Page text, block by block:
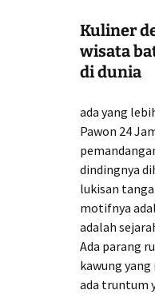
Kuliner
wisata
di dunia
ada yang
Pawon 24
dindingnya
lukisan
motifnya
adalah
Ada parang
kawung
ada truntum